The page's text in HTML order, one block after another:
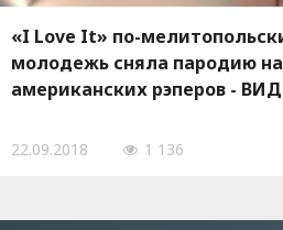
«I Love It» по-
молодежь сняла пародию
американских рэперов -
22.09.2018 1 136